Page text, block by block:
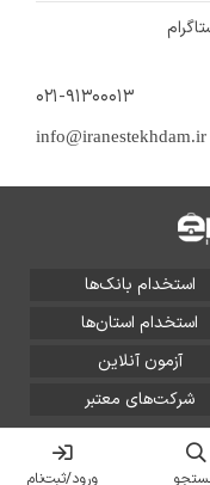
۰۲۱-۹۱۳۰۰۰۱۳
info@iranestekhdam.ir
استخدام بانک‌ها
استخدام استان‌ها
آزمون آنلاین
شرکت‌های معتبر
سیستم محفوظ است و هر
دارد.
ورود/ثبت‌نام